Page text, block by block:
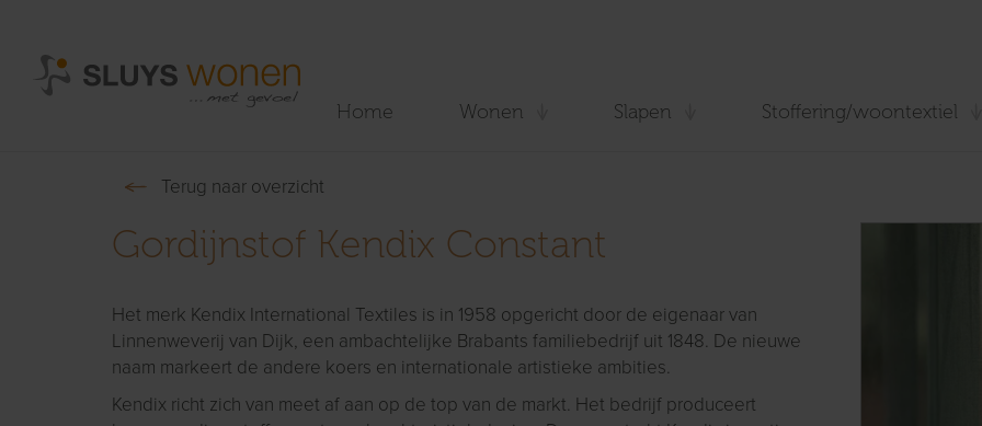
Home Wonen Slapen Stoffering/woontextiel
Terug naar overzicht
Gordijnstof Kendix Constant
Het merk Kendix International Textiles is in 1958 opgericht door de eigenaar van
Linnenweverij van Dijk, een ambachtelijke Brabants familiebedrijf uit 1848. De nieuwe
naam markeert de andere koers en internationale artistieke ambities.
Kendix richt zich van meet af aan op de top van de markt. Het bedrijf produceert